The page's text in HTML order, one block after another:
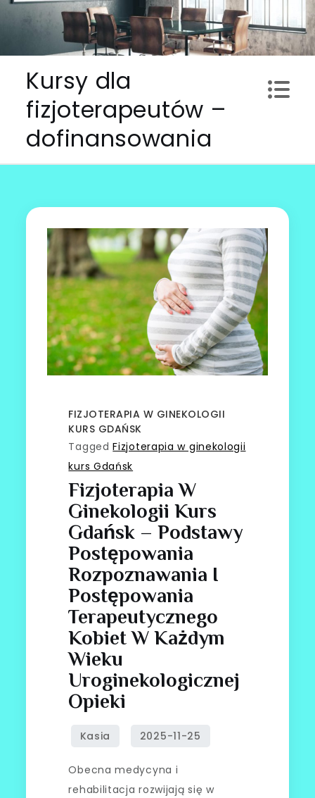
Kursy dla
fizjoterapeutów –
dofinansowania
FIZJOTERAPIA W GINEKOLOGII
KURS GDAŃSK
TaggedFizjoterapia w ginekologii
kurs Gdańsk
Fizjoterapia W
Ginekologii Kurs
Gdańsk – Podstawy
Postępowania
Rozpoznawania I
Postępowania
Terapeutycznego
Kobiet W Każdym
Wieku
Uroginekologicznej
Opieki
Obecna medycyna i
rehabilitacja rozwijają się w